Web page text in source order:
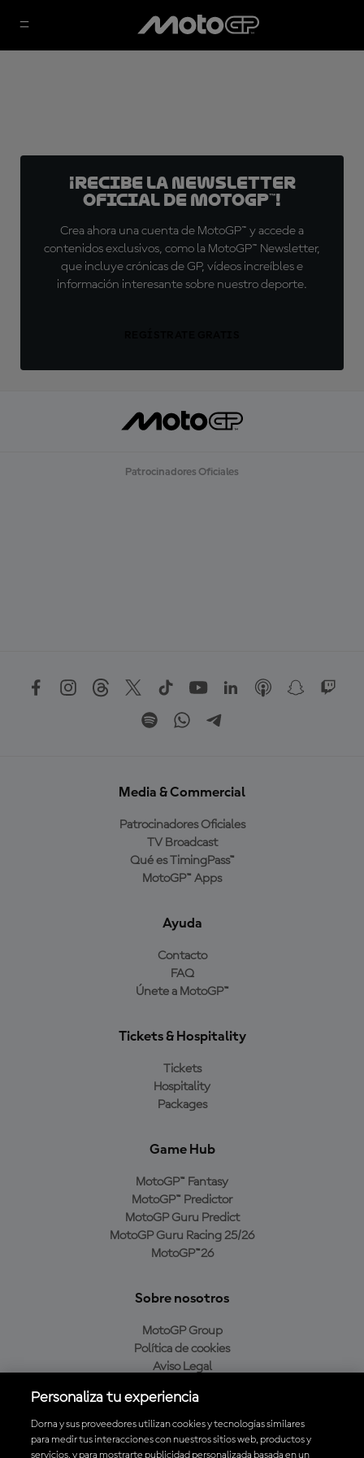
¡Recibe la Newsletter
oficial de MotoGP™!
Crea ahora una cuenta de MotoGP™ y accede a
contenidos exclusivos, como la MotoGP™ Newsletter,
que incluye crónicas de GP, vídeos increíbles e
información interesante sobre nuestro deporte.
Patrocinadores Oficiales
Media & Commercial
Patrocinadores Oficiales
TV Broadcast
Qué es TimingPass™
MotoGP™ Apps
Ayuda
Contacto
FAQ
Únete a MotoGP™
Tickets & Hospitality
Tickets
Hospitality
Packages
Game Hub
MotoGP™ Fantasy
MotoGP™ Predictor
MotoGP Guru Predict
MotoGP Guru Racing 25/26
MotoGP™26
Sobre nosotros
MotoGP Group
Política de cookies
Aviso Legal
Política de compra
Personaliza tu experiencia
Dorna y sus proveedores utilizan cookies y tecnologías similares
para medir tus interacciones con nuestros sitios web, productos y
servicios, y para mostrarte publicidad personalizada basada en un